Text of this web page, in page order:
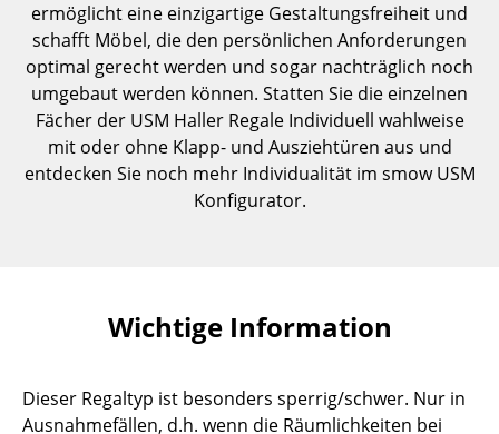
Kleinaufbewahrung
Einzelteile
... alle Aufbewahrungsmöbel
Licht
Hängeleuchten & Deckenleuchten
Stehleuchten & Leseleuchten
Bodenleuchten
ermöglicht eine einzigartige Gestaltungsfreiheit und
schafft Möbel, die den persönlichen Anforderungen
optimal gerecht werden und sogar nachträglich noch
umgebaut werden können. Statten Sie die einzelnen
Fächer der USM Haller Regale Individuell wahlweise
mit oder ohne Klapp- und Ausziehtüren aus und
entdecken Sie noch mehr Individualität im smow USM
Konfigurator.
Wichtige Information
Dieser Regaltyp ist besonders sperrig/schwer. Nur in
Ausnahmefällen, d.h. wenn die Räumlichkeiten bei